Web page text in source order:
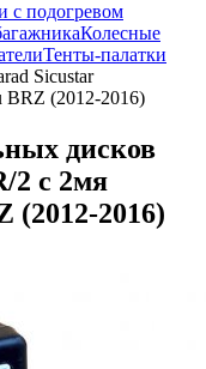
с подогревом
Колесные
Тенты-палатки
Sicustar
BRZ (2012-2016)
дисков
2 с 2мя
(2012-2016)